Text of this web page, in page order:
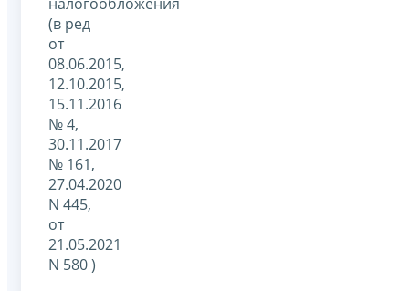
(в ред
от
08.06.2015,
12.10.2015,
15.11.2016
№ 4,
30.11.2017
№ 161,
27.04.2020
N 445,
от
21.05.2021
N 580 )